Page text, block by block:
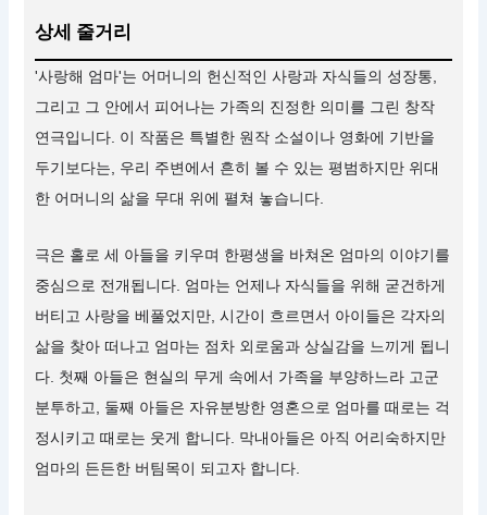
상세 줄거리
'사랑해 엄마'는 어머니의 헌신적인 사랑과 자식들의 성장통,
그리고 그 안에서 피어나는 가족의 진정한 의미를 그린 창작
연극입니다. 이 작품은 특별한 원작 소설이나 영화에 기반을
두기보다는, 우리 주변에서 흔히 볼 수 있는 평범하지만 위대
한 어머니의 삶을 무대 위에 펼쳐 놓습니다.
극은 홀로 세 아들을 키우며 한평생을 바쳐온 엄마의 이야기를
중심으로 전개됩니다. 엄마는 언제나 자식들을 위해 굳건하게
버티고 사랑을 베풀었지만, 시간이 흐르면서 아이들은 각자의
삶을 찾아 떠나고 엄마는 점차 외로움과 상실감을 느끼게 됩니
다. 첫째 아들은 현실의 무게 속에서 가족을 부양하느라 고군
분투하고, 둘째 아들은 자유분방한 영혼으로 엄마를 때로는 걱
정시키고 때로는 웃게 합니다. 막내아들은 아직 어리숙하지만
엄마의 든든한 버팀목이 되고자 합니다.